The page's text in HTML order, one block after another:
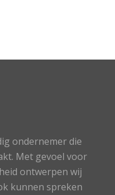
ondernemer die
Met gevoel voor
ontwerpen wij
kunnen spreken